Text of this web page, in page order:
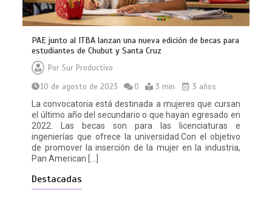
PAE junto al ITBA lanzan una nueva edición de becas para
estudiantes de Chubut y Santa Cruz
Por Sur Productivo
10 de agosto de 2023
0 3 min
3 años
La convocatoria está destinada a mujeres que cursan
el último año del secundario o que hayan egresado en
2022. Las becas son para las licenciaturas e
ingenierías que ofrece la universidad.Con el objetivo
de promover la inserción de la mujer en la industria,
Pan American […]
Destacadas